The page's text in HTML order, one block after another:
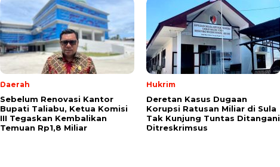
Daerah
Sebelum Renovasi Kantor
Bupati Taliabu, Ketua Komisi
III Tegaskan Kembalikan
Temuan Rp1,8 Miliar
Hukrim
Deretan Kasus Dugaan
Korupsi Ratusan Miliar di Sula
Tak Kunjung Tuntas Ditangani
Ditreskrimsus